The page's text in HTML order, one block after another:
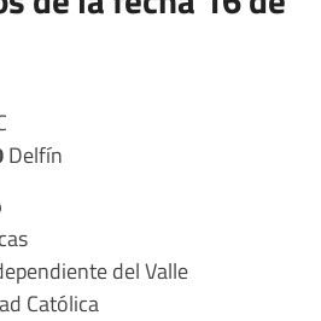
Delfín
del Valle
Católica